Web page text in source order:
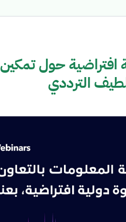
افتراضية حول تمكين
الترددي